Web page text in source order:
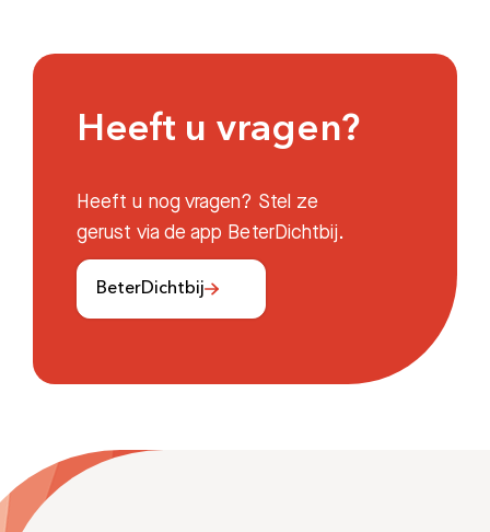
Heeft u vragen?
Heeft u nog vragen? Stel ze
gerust via de app BeterDichtbij.
BeterDichtbij